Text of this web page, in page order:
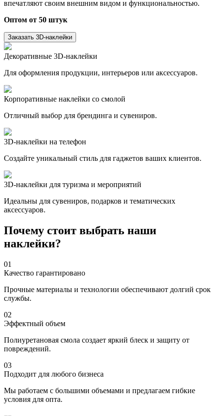
впечатляют своим внешним видом и функциональностью.
Оптом от 50 штук
Заказать 3D-наклейки
Декоративные 3D-наклейки
Для оформления продукции, интерьеров или аксессуаров.
Корпоративные наклейки со смолой
Отличный выбор для брендинга и сувениров.
3D-наклейки на телефон
Создайте уникальный стиль для гаджетов ваших клиентов.
3D-наклейки для туризма и мероприятий
Идеальны для сувениров, подарков и тематических
аксессуаров.
Почему стоит выбрать наши
наклейки?
01
Качество гарантировано
Прочные материалы и технологии обеспечивают долгий срок
службы.
02
Эффектный объем
Полиуретановая смола создает яркий блеск и защиту от
повреждений.
03
Подходит для любого бизнеса
Мы работаем с большими объемами и предлагаем гибкие
условия для опта.